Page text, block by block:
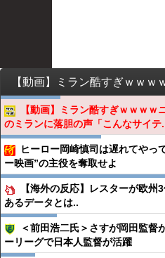
【動画】ミラン酷すぎｗｗｗ
のミランに落胆の声「こんなサイテ
ヒーロー岡崎慎司は遅れてや
ー映画”の主役を奪取せよ
【海外の反応】レスターが欧
あるデータとは..
＜前田浩二氏＞さすが岡田監督
ーリーグで日本人監督が活躍